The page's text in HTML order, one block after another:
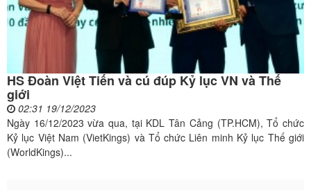
HS Đoàn Việt Tiến và cú đúp Kỷ lục VN và Thế
giới
02:31 19/12/2023
Ngày 16/12/2023 vừa qua, tại KDL Tân Cảng (TP.HCM), Tổ chức
Kỷ lục Việt Nam (VietKings) và Tổ chức Liên minh Kỷ lục Thế giới
(WorldKings)...